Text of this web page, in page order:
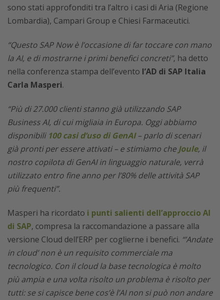
sono stati approfonditi tra l’altro i casi di Aria (Regione
Lombardia), Campari Group e Chiesi Farmaceutici.
“Questo SAP Now è l’occasione di far toccare con mano
la AI, e di mostrarne i primi benefici concreti”, ha detto
nella conferenza stampa dell’evento l’AD di SAP Italia
Carla Masperi.
“Più di 27.000 clienti stanno già utilizzando SAP
Business AI, di cui migliaia in Europa. Oggi abbiamo
disponibili 100 casi d’uso di GenAI– parlo di scenari
già pronti per essere attivati – e stimiamo cheJoule, il
nostro copilota di GenAI in linguaggio naturale, verrà
utilizzato entro fine anno per l’80% delle attività SAP
più frequenti”.
Masperi ha ricordato i punti salienti dell’approccio AI
di SAP, compresa la raccomandazione a passare alla
versione Cloud dell’ERP per coglierne i benefici. “’Andate
in cloud’ non è un requisito commerciale ma
tecnologico. Con il cloud la base tecnologica è molto
più ampia e una volta risolto un problema è risolto per
tutti: se si capisce bene cos’è l’AI non si può non andare